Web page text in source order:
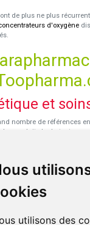
utilisons des
de plus ne plus
d'oxygène
et
nombre de références
les produits hydratants
sensibles ou à tendance
Découvrez nos
les peaux encore jeunes
en